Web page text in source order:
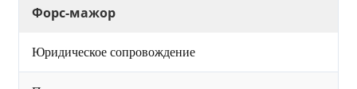
Форс-мажор
Юридическое сопровождение